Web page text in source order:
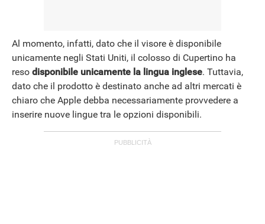
Al momento, infatti, dato che il visore è disponibile
unicamente negli Stati Uniti, il colosso di Cupertino ha
reso disponibile unicamente la lingua inglese. Tuttavia,
dato che il prodotto è destinato anche ad altri mercati è
chiaro che Apple debba necessariamente provvedere a
inserire nuove lingue tra le opzioni disponibili.